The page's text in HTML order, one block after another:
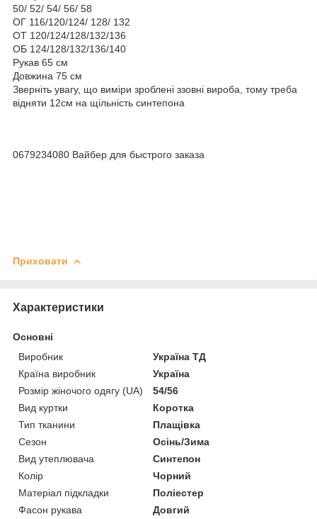
50/ 52/ 54/ 56/ 58
ОГ 116/120/124/ 128/ 132
ОТ 120/124/128/132/136
ОБ 124/128/132/136/140
Рукав 65 см
Довжина 75 см
Зверніть увагу, що виміри зроблені ззовні вироба, тому треба
відняти 12см на щільність синтепона
0679234080 Вайбер для быстрого заказа
Приховати
Характеристики
Основні
Виробник
Україна ТД
Країна виробник
Україна
Розмір жіночого одягу (UA)
54/56
Вид куртки
Коротка
Тип тканини
Плащівка
Сезон
Осінь/Зима
Вид утеплювача
Синтепон
Колір
Чорний
Матеріал підкладки
Поліестер
Фасон рукава
Довгий